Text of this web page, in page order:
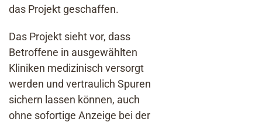
das Projekt geschaffen.
Das Projekt sieht vor, dass
Betroffene in ausgewählten
Kliniken medizinisch versorgt
werden und vertraulich Spuren
sichern lassen können, auch
ohne sofortige Anzeige bei der